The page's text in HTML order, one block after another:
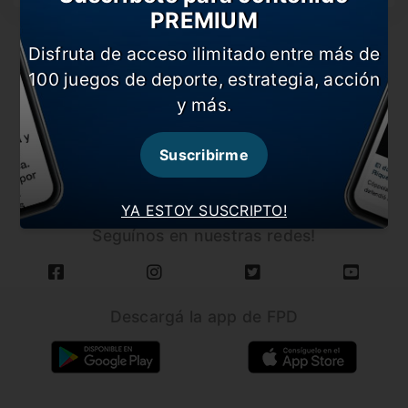
CARGAR MÁS NOTICIAS
Seguínos en nuestras redes!
YA ESTOY SUSCRIPTO!
PREMIUM
Disfruta de acceso ilimitado entre más de
100 juegos de deporte, estrategia, acción
y más.
Suscribirme